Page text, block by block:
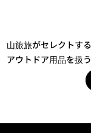
山旅旅がセレクトす
アウトドア用品を扱